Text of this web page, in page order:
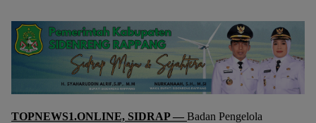
TOPNEWS1.ONLINE, SIDRAP — Badan Pengelola